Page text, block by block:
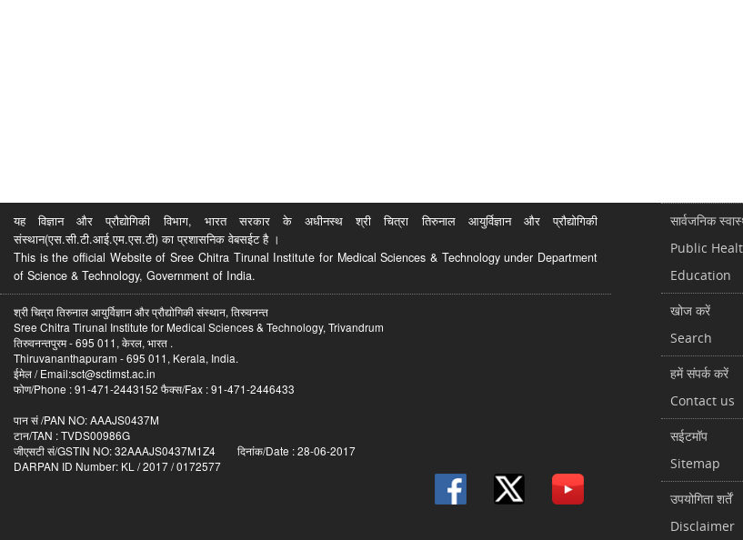
यह विज्ञान और प्रौद्योगिकी विभाग, भारत सरकार के अधीनस्थ श्री चित्रा तिरुनाल आयुर्विज्ञान और प्रौद्योगिकी
संस्थान(एस.सी.टी.आई.एम.एस.टी) का प्रशासनिक वेबसईट है ।
This is the official Website of Sree Chitra Tirunal Institute for Medical Sciences & Technology under Department
of Science & Technology, Government of India.
श्री चित्रा तिरुनाल आयुर्विज्ञान और प्रौद्योगिकी संस्थान, तिरुवनन्त
Sree Chitra Tirunal Institute for Medical Sciences & Technology, Trivandrum
तिरुवनन्तपुरम - 695 011, केरल, भारत .
Thiruvananthapuram - 695 011, Kerala, India.
ईमेल / Email:sct@sctimst.ac.in
फोण/Phone : 91-471-2443152 फैक्स/Fax : 91-471-2446433
पान सं /PAN NO: AAAJS0437M
टान/TAN : TVDS00986G
जीएसटी सं/GSTIN NO: 32AAAJS0437M1Z4 दिनांक/Date : 28-06-2017
DARPAN ID Number: KL / 2017 / 0172577
सार्वजनिक
Public
Education
खोज करें
Search
हमें संपर्क करें
Contact us
सईटमॉप
Sitemap
उपयोगिता शर्तें
Disclaimer